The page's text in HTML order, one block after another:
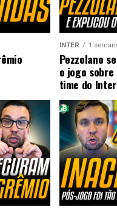
INTER 1
Pezzolano
o jogo
time do Inter